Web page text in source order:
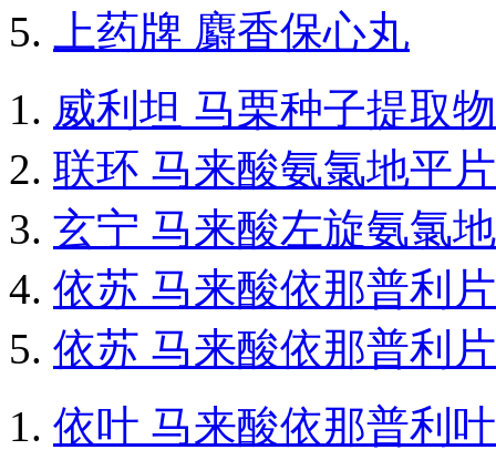
上药牌 麝香保心丸
威利坦 马栗种子提取
联环 马来酸氨氯地平片
玄宁 马来酸左旋氨氯
依苏 马来酸依那普利片
依苏 马来酸依那普利片
依叶 马来酸依那普利